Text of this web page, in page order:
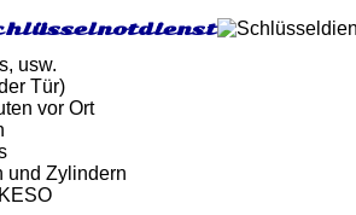
usw.
Tür)
vor Ort
und Zylindern